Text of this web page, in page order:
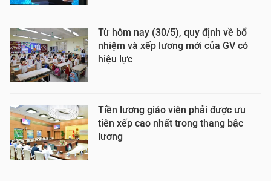
Từ hôm nay (30/5), quy định về bổ
nhiệm và xếp lương mới của GV có
hiệu lực
Tiền lương giáo viên phải được ưu
tiên xếp cao nhất trong thang bậc
lương